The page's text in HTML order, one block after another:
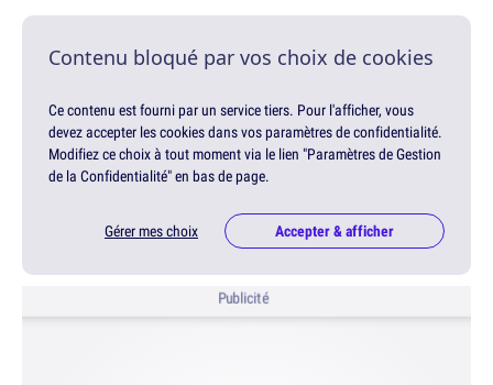
Contenu bloqué par vos choix de cookies
Ce contenu est fourni par un service tiers. Pour l'afficher, vous
devez accepter les cookies dans vos paramètres de confidentialité.
Modifiez ce choix à tout moment via le lien "Paramètres de Gestion
de la Confidentialité" en bas de page.
Gérer mes choix Accepter & afficher
Publicité